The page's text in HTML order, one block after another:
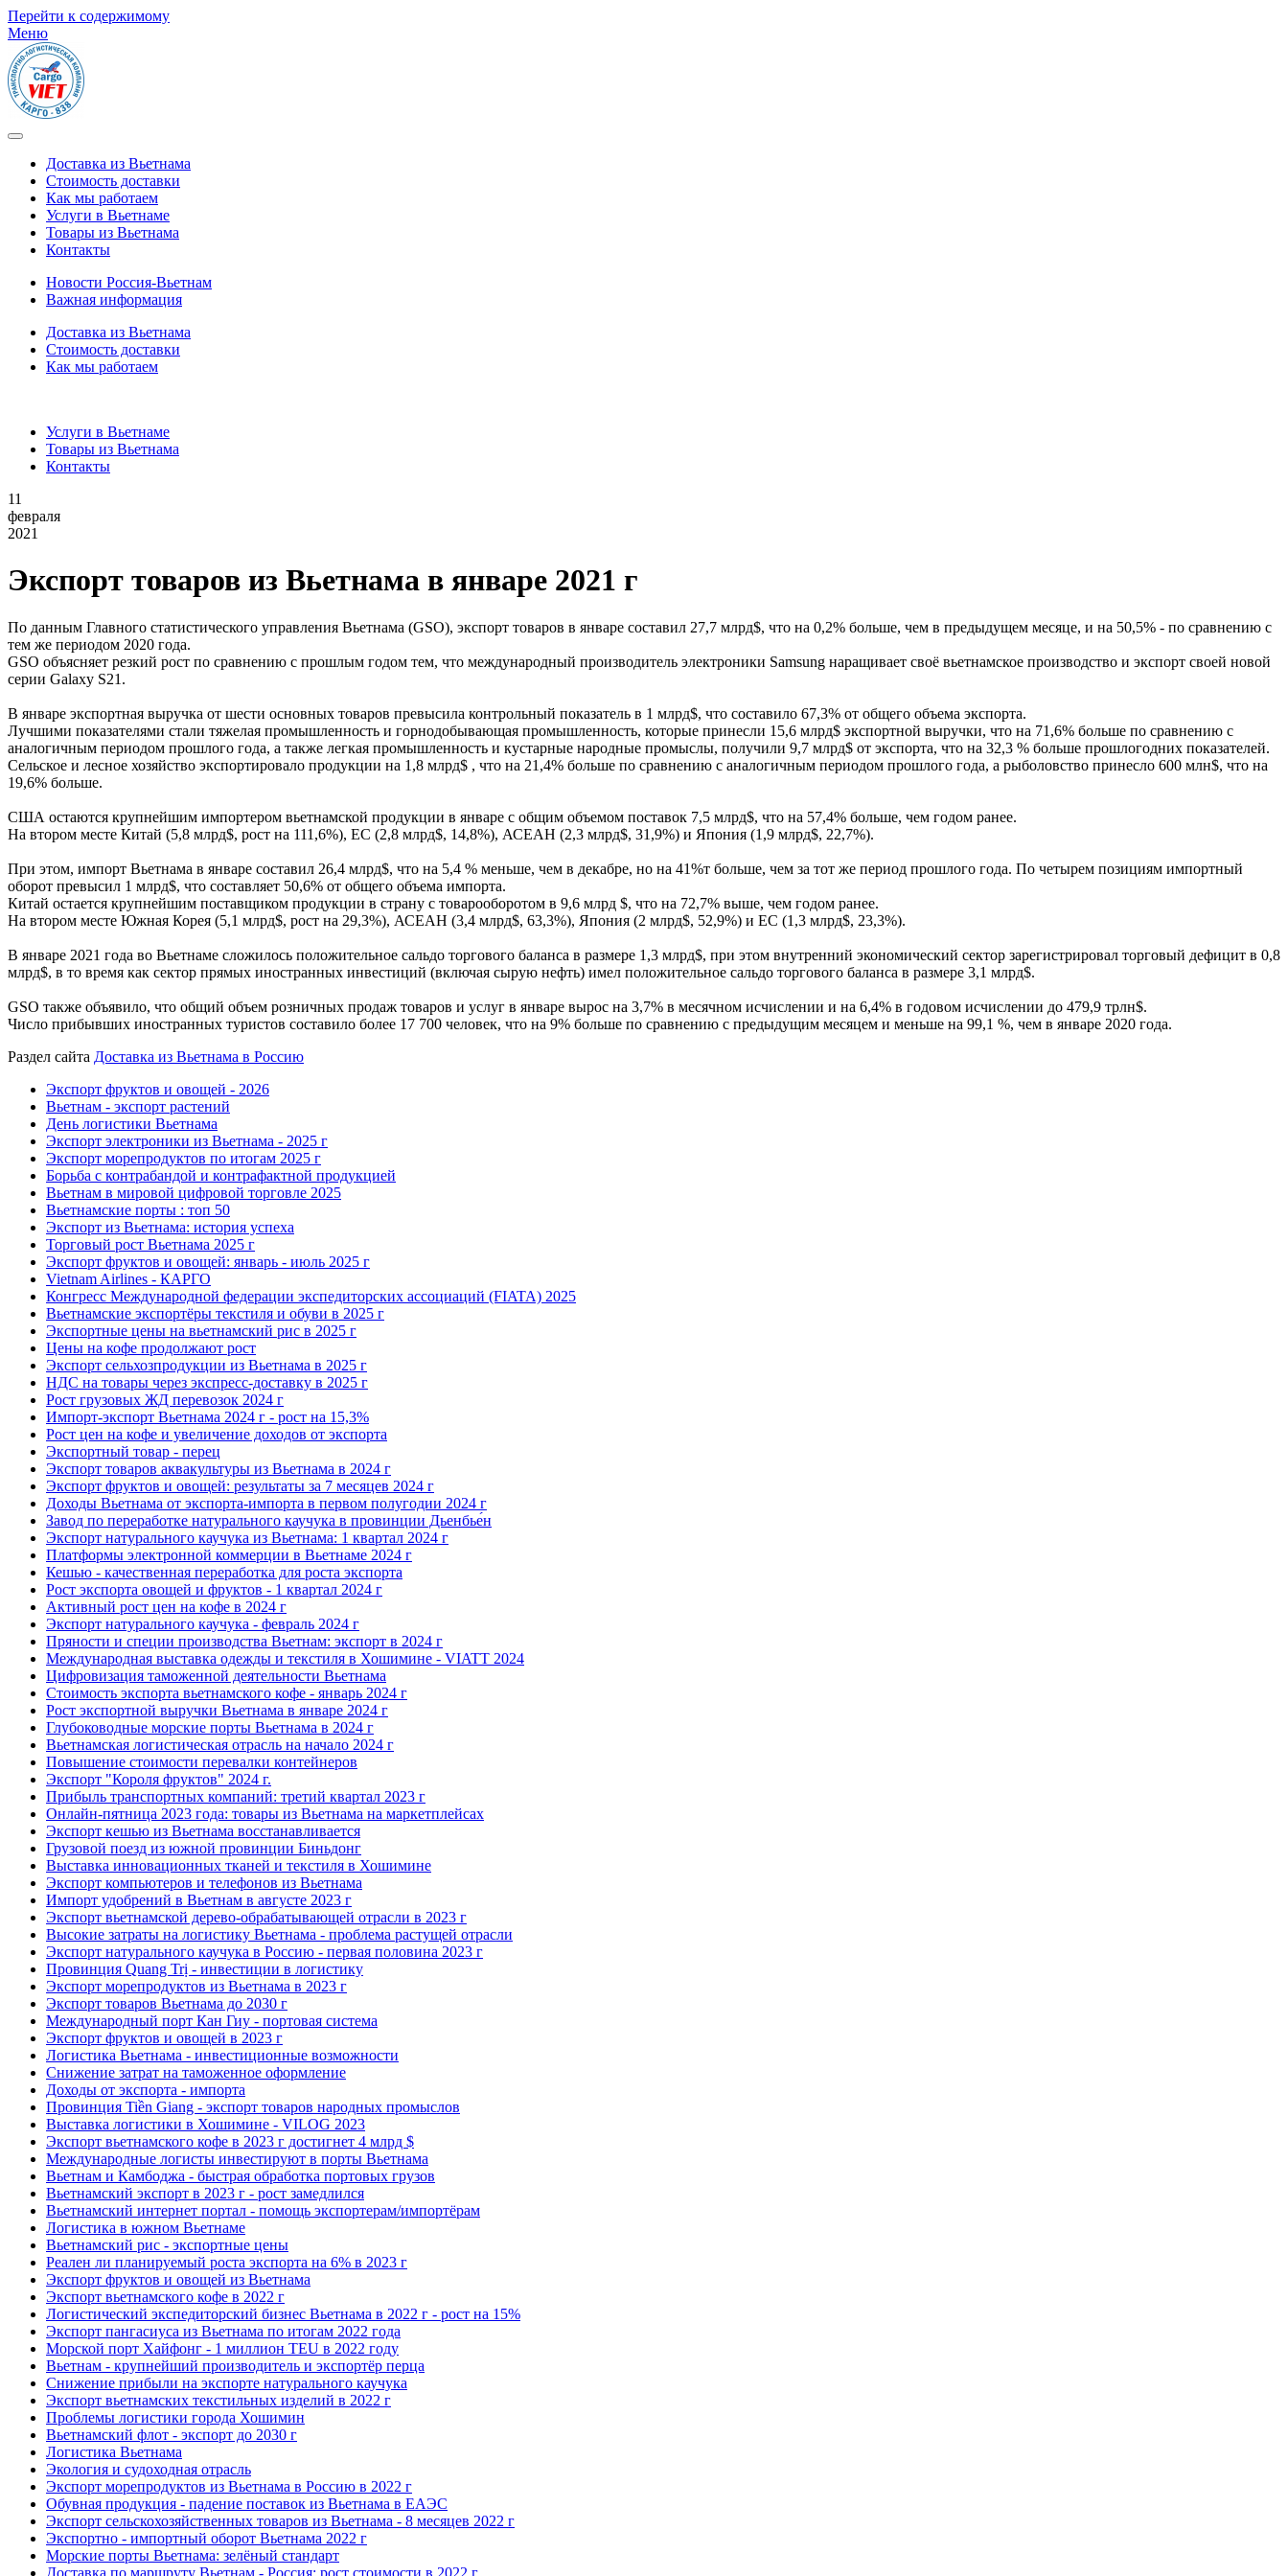
Перейти к содержимому
Меню
Доставка из Вьетнама
Стоимость доставки
Как мы работаем
Услуги в Вьетнаме
Товары из Вьетнама
Контакты
Новости Россия-Вьетнам
Важная информация
Доставка из Вьетнама
Стоимость доставки
Как мы работаем
Услуги в Вьетнаме
Товары из Вьетнама
Контакты
11
февраля
2021
Экспорт товаров из Вьетнама в январе 2021 г
По данным Главного статистического управления Вьетнама (GSO), экспорт товаров в январе составил 27,7 млрд$, что на 0,2% больше, чем в предыдущем месяце, и на 50,5% - по сравнению с
тем же периодом 2020 года.
GSO объясняет резкий рост по сравнению с прошлым годом тем, что международный производитель электроники Samsung наращивает своё вьетнамское производство и экспорт своей новой
серии Galaxy S21.
В январе экспортная выручка от шести основных товаров превысила контрольный показатель в 1 млрд$, что составило 67,3% от общего объема экспорта.
Лучшими показателями стали тяжелая промышленность и горнодобывающая промышленность, которые принесли 15,6 млрд$ экспортной выручки, что на 71,6% больше по сравнению с
аналогичным периодом прошлого года, а также легкая промышленность и кустарные народные промыслы, получили 9,7 млрд$ от экспорта, что на 32,3 % больше прошлогодних показателей.
Сельское и лесное хозяйство экспортировало продукции на 1,8 млрд$ , что на 21,4% больше по сравнению с аналогичным периодом прошлого года, а рыболовство принесло 600 млн$, что на
19,6% больше.
США остаются крупнейшим импортером вьетнамской продукции в январе с общим объемом поставок 7,5 млрд$, что на 57,4% больше, чем годом ранее.
На втором месте Китай (5,8 млрд$, рост на 111,6%), ЕС (2,8 млрд$, 14,8%), АСЕАН (2,3 млрд$, 31,9%) и Япония (1,9 млрд$, 22,7%).
При этом, импорт Вьетнама в январе составил 26,4 млрд$, что на 5,4 % меньше, чем в декабре, но на 41%т больше, чем за тот же период прошлого года. По четырем позициям импортный
оборот превысил 1 млрд$, что составляет 50,6% от общего объема импорта.
Китай остается крупнейшим поставщиком продукции в страну с товарооборотом в 9,6 млрд $, что на 72,7% выше, чем годом ранее.
На втором месте Южная Корея (5,1 млрд$, рост на 29,3%), АСЕАН (3,4 млрд$, 63,3%), Япония (2 млрд$, 52,9%) и ЕС (1,3 млрд$, 23,3%).
В январе 2021 года во Вьетнаме сложилось положительное сальдо торгового баланса в размере 1,3 млрд$, при этом внутренний экономический сектор зарегистрировал торговый дефицит в 0,8
млрд$, в то время как сектор прямых иностранных инвестиций (включая сырую нефть) имел положительное сальдо торгового баланса в размере 3,1 млрд$.
GSO также объявило, что общий объем розничных продаж товаров и услуг в январе вырос на 3,7% в месячном исчислении и на 6,4% в годовом исчислении до 479,9 трлн$.
Число прибывших иностранных туристов составило более 17 700 человек, что на 9% больше по сравнению с предыдущим месяцем и меньше на 99,1 %, чем в январе 2020 года.
Раздел сайта Доставка из Вьетнама в Россию
Экспорт фруктов и овощей - 2026
Вьетнам - экспорт растений
День логистики Вьетнама
Экспорт электроники из Вьетнама - 2025 г
Экспорт морепродуктов по итогам 2025 г
Борьба с контрабандой и контрафактной продукцией
Вьетнам в мировой цифровой торговле 2025
Вьетнамские порты : топ 50
Экспорт из Вьетнама: история успеха
Торговый рост Вьетнама 2025 г
Экспорт фруктов и овощей: январь - июль 2025 г
Vietnam Airlines - КАРГО
Конгресс Международной федерации экспедиторских ассоциаций (FIATA) 2025
Вьетнамские экспортёры текстиля и обуви в 2025 г
Экспортные цены на вьетнамский рис в 2025 г
Цены на кофе продолжают рост
Экспорт сельхозпродукции из Вьетнама в 2025 г
НДС на товары через экспресс-доставку в 2025 г
Рост грузовых ЖД перевозок 2024 г
Импорт-экспорт Вьетнама 2024 г - рост на 15,3%
Рост цен на кофе и увеличение доходов от экспорта
Экспортный товар - перец
Экспорт товаров аквакультуры из Вьетнама в 2024 г
Экспорт фруктов и овощей: результаты за 7 месяцев 2024 г
Доходы Вьетнама от экспорта-импорта в первом полугодии 2024 г
Завод по переработке натурального каучука в провинции Дьенбье́н
Экспорт натурального каучука из Вьетнама: 1 квартал 2024 г
Платформы электронной коммерции в Вьетнаме 2024 г
Кешью - качественная переработка для роста экспорта
Рост экспорта овощей и фруктов - 1 квартал 2024 г
Активный рост цен на кофе в 2024 г
Экспорт натурального каучука - февраль 2024 г
Пряности и специи производства Вьетнам: экспорт в 2024 г
Международная выставка одежды и текстиля в Хошимине - VIATT 2024
Цифровизация таможенной деятельности Вьетнама
Стоимость экспорта вьетнамского кофе - январь 2024 г
Рост экспортной выручки Вьетнама в январе 2024 г
Глубоководные морские порты Вьетнама в 2024 г
Вьетнамская логистическая отрасль на начало 2024 г
Повышение стоимости перевалки контейнеров
Экспорт "Короля фруктов" 2024 г.
Прибыль транспортных компаний: третий квартал 2023 г
Онлайн-пятница 2023 года: товары из Вьетнама на маркетплейсах
Экспорт кешью из Вьетнама восстанавливается
Грузовой поезд из южной провинции Биньдонг
Выставка инновационных тканей и текстиля в Хошимине
Экспорт компьютеров и телефонов из Вьетнама
Импорт удобрений в Вьетнам в августе 2023 г
Экспорт вьетнамской дерево-обрабатывающей отрасли в 2023 г
Высокие затраты на логистику Вьетнама - проблема растущей отрасли
Экспорт натурального каучука в Россию - первая половина 2023 г
Провинция Quang Trị - инвестиции в логистику
Экспорт морепродуктов из Вьетнама в 2023 г
Экспорт товаров Вьетнама до 2030 г
Международный порт Кан Гиу - портовая система
Экспорт фруктов и овощей в 2023 г
Логистика Вьетнама - инвестиционные возможности
Снижение затрат на таможенное оформление
Доходы от экспорта - импорта
Провинция Tiền Giang - экспорт товаров народных промыслов
Выставка логистики в Хошимине - VILOG 2023
Экспорт вьетнамского кофе в 2023 г достигнет 4 млрд $
Международные логисты инвестируют в порты Вьетнама
Вьетнам и Камбоджа - быстрая обработка портовых грузов
Вьетнамский экспорт в 2023 г - рост замедлился
Вьетнамский интернет портал - помощь экспортерам/импортёрам
Логистика в южном Вьетнаме
Вьетнамский рис - экспортные цены
Реален ли планируемый роста экспорта на 6% в 2023 г
Экспорт фруктов и овощей из Вьетнама
Экспорт вьетнамского кофе в 2022 г
Логистический экспедиторский бизнес Вьетнама в 2022 г - рост на 15%
Экспорт пангасиуса из Вьетнама по итогам 2022 года
Морской порт Хайфонг - 1 миллион TEU в 2022 году
Вьетнам - крупнейший производитель и экспортёр перца
Снижение прибыли на экспорте натурального каучука
Экспорт вьетнамских текстильных изделий в 2022 г
Проблемы логистики города Хошимин
Вьетнамский флот - экспорт до 2030 г
Логистика Вьетнама
Экология и судоходная отрасль
Экспорт морепродуктов из Вьетнама в Россию в 2022 г
Обувная продукция - падение поставок из Вьетнама в ЕАЭС
Экспорт сельскохозяйственных товаров из Вьетнама - 8 месяцев 2022 г
Экспортно - импортный оборот Вьетнама 2022 г
Морские порты Вьетнама: зелёный стандарт
Доставка по маршруту Вьетнам - Россия: рост стоимости в 2022 г